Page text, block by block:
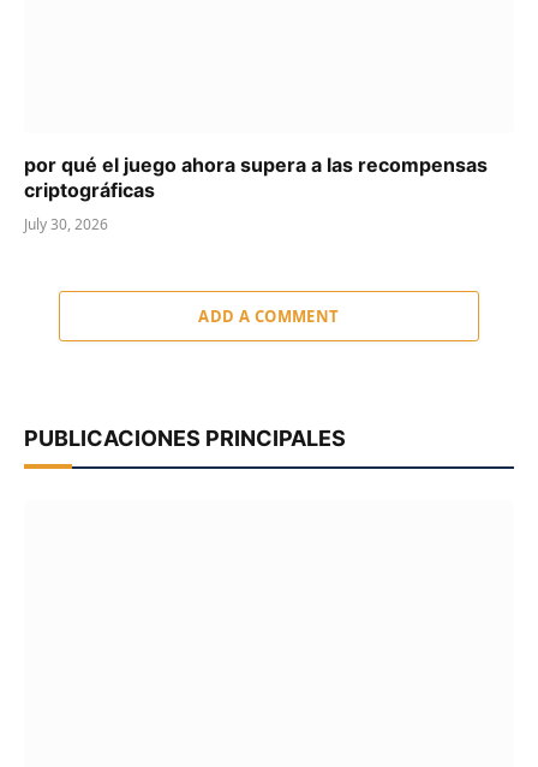
por qué el juego ahora supera a las recompensas
criptográficas
July 30, 2026
ADD A COMMENT
PUBLICACIONES PRINCIPALES